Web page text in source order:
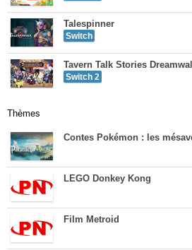
Talespinner
Switch
Tavern Talk Stories
Switch 2
Thèmes
Contes Pokémon : les
LEGO Donkey Kong
Film Metroid